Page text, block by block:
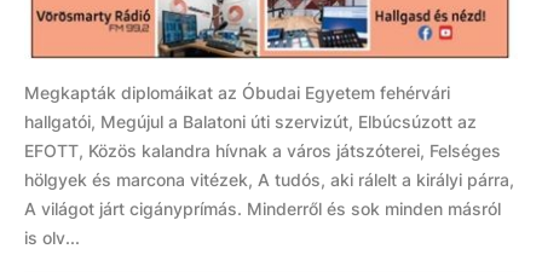
Megkapták diplomáikat az Óbudai Egyetem fehérvári
hallgatói, Megújul a Balatoni úti szervizút, Elbúcsúzott az
EFOTT, Közös kalandra hívnak a város játszóterei, Felséges
hölgyek és marcona vitézek, A tudós, aki rálelt a királyi párra,
A világot járt cigányprímás. Minderről és sok minden másról
is olv...